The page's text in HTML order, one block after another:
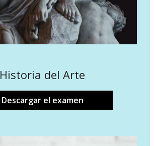
Historia del Arte
Descargar el examen